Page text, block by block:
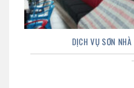
DỊCH VỤ SƠN